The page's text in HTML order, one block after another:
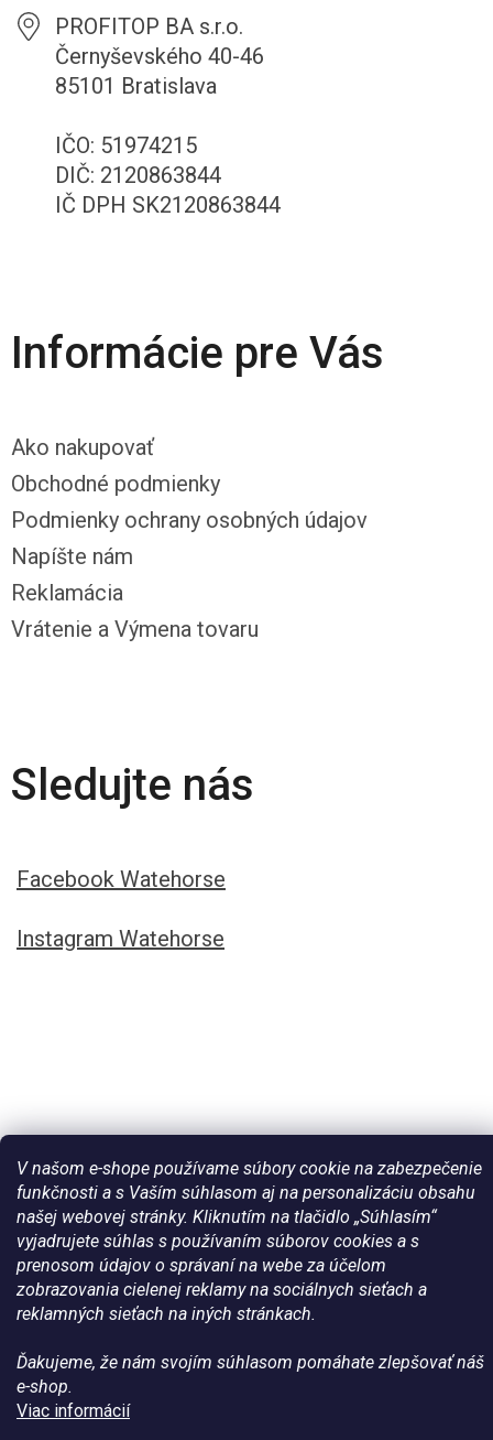
V našom e-shope používame súbory cookie na zabezpečenie
funkčnosti a s Vaším súhlasom aj na personalizáciu obsahu
našej webovej stránky. Kliknutím na tlačidlo „Súhlasím“
vyjadrujete súhlas s používaním súborov cookies a s
prenosom údajov o správaní na webe za účelom
zobrazovania cielenej reklamy na sociálnych sieťach a
reklamných sieťach na iných stránkach.
Ďakujeme, že nám svojím súhlasom pomáhate zlepšovať náš
e-shop.
Viac informácií
PROFITOP BA s.r.o.
Černyševského 40-46
85101 Bratislava
IČO: 51974215
DIČ: 2120863844
IČ DPH SK2120863844
Informácie pre Vás
Ako nakupovať
Obchodné podmienky
Podmienky ochrany osobných údajov
Napíšte nám
Reklamácia
Vrátenie a Výmena tovaru
Sledujte nás
Facebook Watehorse
Instagram Watehorse
Vytvoril Shoptet
Copyright 2026Všetko pre vaše kone - WateHorse.sk
práva vyhradené.